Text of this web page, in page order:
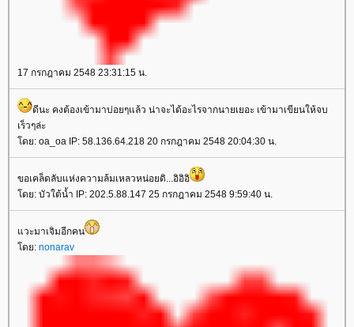
17 กรกฎาคม 2548 23:31:15 น.
ดีนะ คงต้องเข้ามาบ่อยๆแล้ว น่าจะได้อะไรจากนายเยอะ เข้ามาเขียนให้จบ
เร็วๆล่ะ
ดย: oa_oa IP: 58.136.64.218 20 กรกฎาคม 2548 20:04:30 น.
ขอเคล็ดลับแห่งความล้มเหลวหน่อยดิ...อิอิอิ
ดย: บัวใต้น้ำ IP: 202.5.88.147 25 กรกฎาคม 2548 9:59:40 น.
วะมาเจิมอีกคน
ดย: nonarav